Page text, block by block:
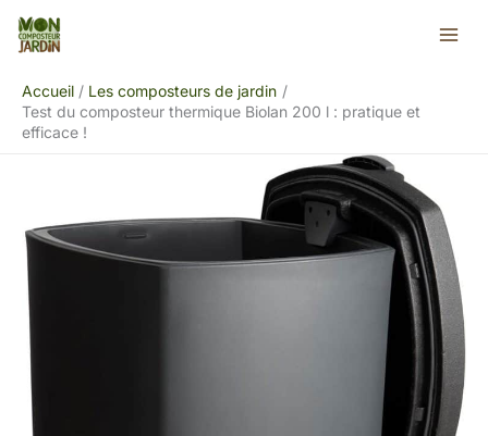
Aller
Accueil
Les composteurs de jardin
Test du composteur thermique Biolan 200 l : pratique et
efficace !
Rechercher